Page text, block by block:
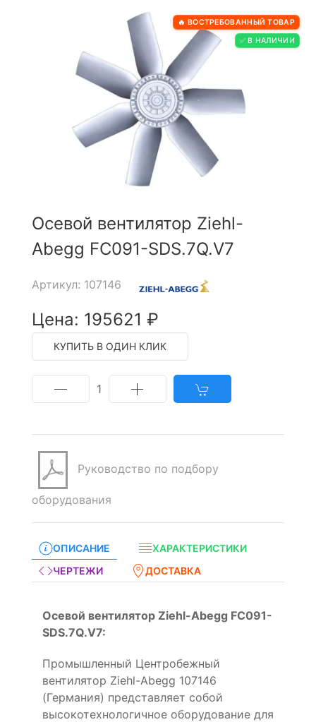
🔥 ВОСТРЕБОВАННЫЙ ТОВАР
✅ В НАЛИЧИИ
Осевой вентилятор Ziehl-
Abegg FC091-SDS.7Q.V7
Артикул: 107146
Цена: 195621 ₽
КУПИТЬ В ОДИН КЛИК
1
Руководство по подбору
оборудования
ОПИСАНИЕ
ХАРАКТЕРИСТИКИ
ЧЕРТЕЖИ
ДОСТАВКА
Осевой вентилятор Ziehl-Abegg FC091-
SDS.7Q.V7:
Промышленный Центробежный
вентилятор Ziehl-Abegg 107146
(Германия) представляет собой
высокотехнологичное оборудование для